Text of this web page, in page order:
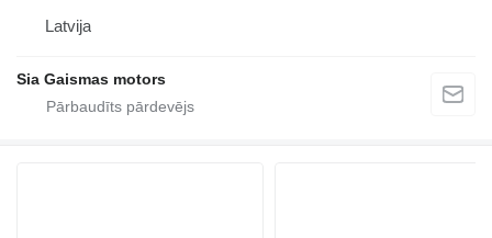
Latvija
Sia Gaismas motors